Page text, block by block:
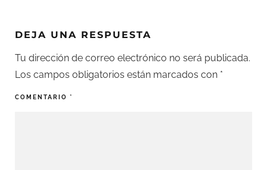
DEJA UNA RESPUESTA
Tu dirección de correo electrónico no será publicada.
Los campos obligatorios están marcados con *
COMENTARIO *